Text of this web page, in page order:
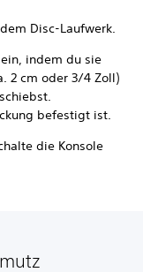
Disc-Laufwerk.
indem du sie
2 cm oder 3/4 Zoll)
befestigt ist.
die Konsole